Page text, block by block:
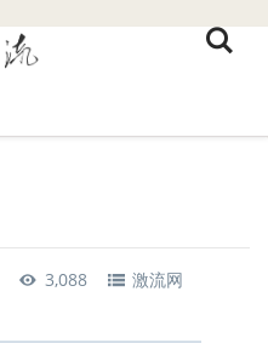
3,088
激流网